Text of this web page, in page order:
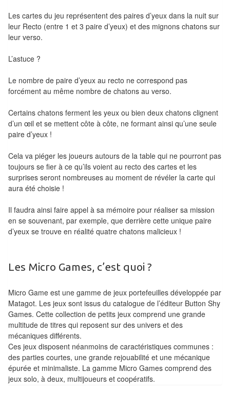
de
société
Jeux
cartes
à
Collectionner
(TCG)
Classiques
Pour
enfants
Pour
famille
les
initiés
Pour
les
experts
En
Les cartes du jeu représentent des paires d’yeux dans la nuit sur
leur Recto (entre 1 et 3 paire d’yeux) et des mignons chatons sur
leur verso.
L’astuce ?
Le nombre de paire d’yeux au recto ne correspond pas
forcément au même nombre de chatons au verso.
Certains chatons ferment les yeux ou bien deux chatons clignent
d’un œil et se mettent côte à côte, ne formant ainsi qu’une seule
paire d’yeux !
Cela va piéger les joueurs autours de la table qui ne pourront pas
toujours se fier à ce qu’ils voient au recto des cartes et les
surprises seront nombreuses au moment de révéler la carte qui
aura été choisie !
Il faudra ainsi faire appel à sa mémoire pour réaliser sa mission
en se souvenant, par exemple, que derrière cette unique paire
d’yeux se trouve en réalité quatre chatons malicieux !
Les Micro Games, c’est quoi ?
Micro Game est une gamme de jeux portefeuilles développée par
Matagot. Les jeux sont issus du catalogue de l’éditeur Button Shy
Games. Cette collection de petits jeux comprend une grande
multitude de titres qui reposent sur des univers et des
mécaniques différents.
Ces jeux disposent néanmoins de caractéristiques communes :
des parties courtes, une grande rejouabilité et une mécanique
épurée et minimaliste. La gamme Micro Games comprend des
jeux solo, à deux, multijoueurs et coopératifs.